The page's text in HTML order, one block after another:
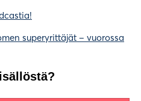
superyrittäjät – vuorossa